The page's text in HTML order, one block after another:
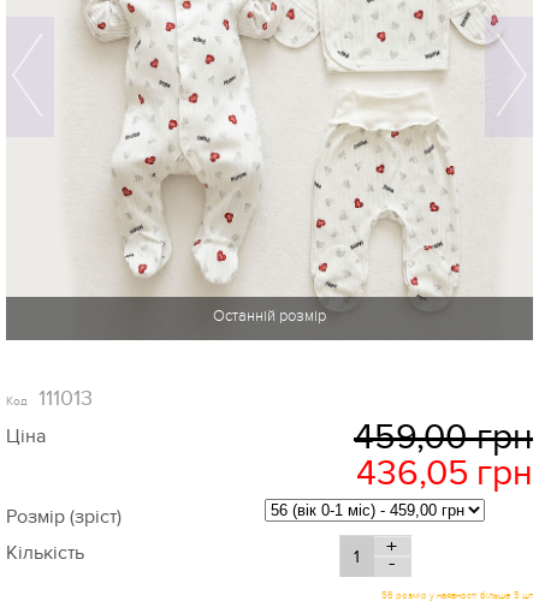
Код 111013
Ціна
459,00 грн
436,05 грн
Розмір (зріст)
Кількість
+
-